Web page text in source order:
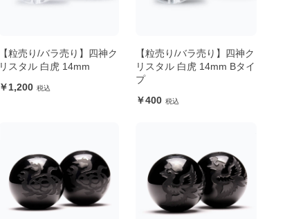
【粒売り/バラ売り】四神ク
リスタル 白虎 14mm
1,200
【粒売り/バラ売り】四神ク
リスタル 白虎 14mm Bタイ
プ
400